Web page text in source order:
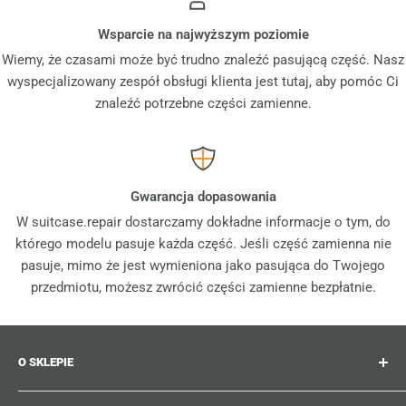
Wsparcie na najwyższym poziomie
Wiemy, że czasami może być trudno znaleźć pasującą część. Nasz
wyspecjalizowany zespół obsługi klienta jest tutaj, aby pomóc Ci
znaleźć potrzebne części zamienne.
Gwarancja dopasowania
W suitcase.repair dostarczamy dokładne informacje o tym, do
którego modelu pasuje każda część. Jeśli część zamienna nie
pasuje, mimo że jest wymieniona jako pasująca do Twojego
przedmiotu, możesz zwrócić części zamienne bezpłatnie.
O SKLEPIE